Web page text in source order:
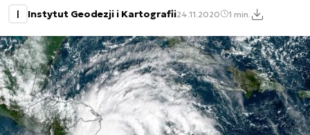
I Instytut Geodezji i Kartografii24.11.2020 1 min.